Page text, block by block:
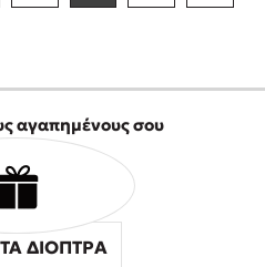
αγαπημένους σου
ΔΙΟΠΤΡΑ